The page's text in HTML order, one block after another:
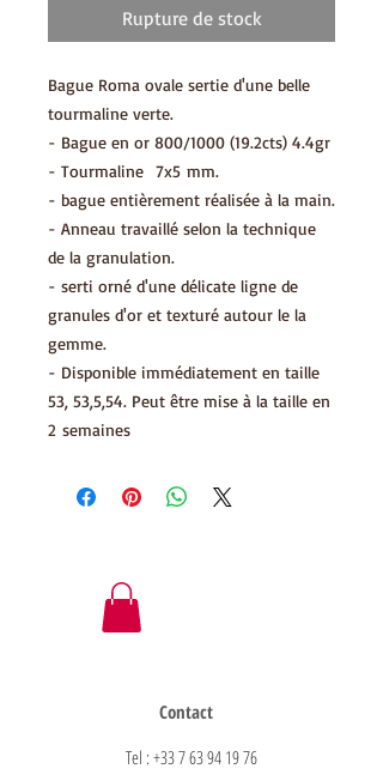
Rupture de stock
Bague Roma ovale sertie d'une belle
tourmaline verte.
- Bague en or 800/1000 (19.2cts) 4.4gr
- Tourmaline 7x5 mm.
- bague entièrement réalisée à la main.
- Anneau travaillé selon la technique
de la granulation.
- serti orné d'une délicate ligne de
granules d'or et texturé autour le la
gemme.
- Disponible immédiatement en taille
53, 53,5,54. Peut être mise à la taille en
2 semaines
Contact
Tel : +33 7 63 94 19 76